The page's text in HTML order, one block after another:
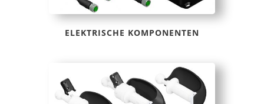
ELEKTRISCHE KOMPONENTEN